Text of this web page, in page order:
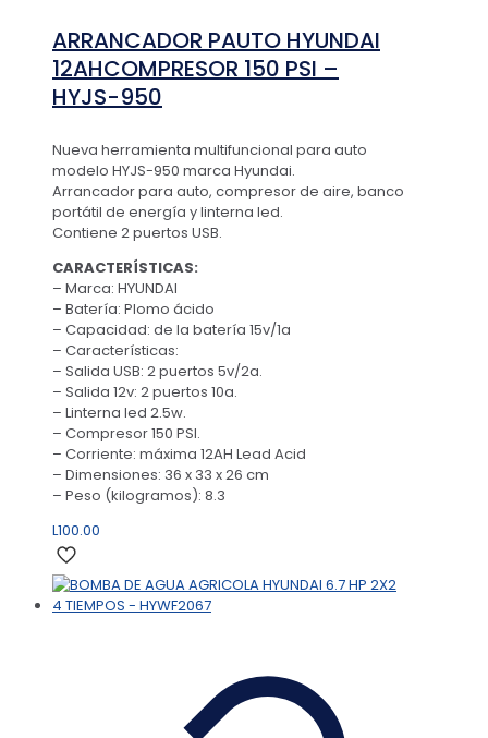
ARRANCADOR PAUTO HYUNDAI
12AHCOMPRESOR 150 PSI –
HYJS-950
Nueva herramienta multifuncional para auto
modelo HYJS-950 marca Hyundai.
Arrancador para auto, compresor de aire, banco
portátil de energía y linterna led.
Contiene 2 puertos USB.
CARACTERÍSTICAS:
– Marca: HYUNDAI
– Batería: Plomo ácido
– Capacidad: de la batería 15v/1a
– Características:
– Salida USB: 2 puertos 5v/2a.
– Salida 12v: 2 puertos 10a.
– Linterna led 2.5w.
– Compresor 150 PSI.
– Corriente: máxima 12AH Lead Acid
– Dimensiones: 36 x 33 x 26 cm
– Peso (kilogramos): 8.3
L100.00